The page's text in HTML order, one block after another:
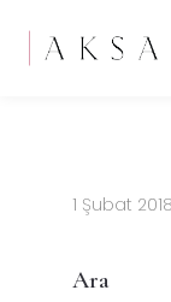
1 Şubat 2018
Ara